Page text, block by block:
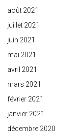
août 2021
juillet 2021
juin 2021
mai 2021
avril 2021
mars 2021
février 2021
janvier 2021
décembre 2020